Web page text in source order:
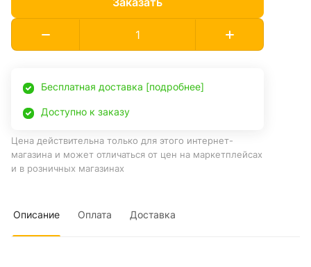
Бесплатная доставка [подробнее]
Доступно к заказу
Цена действительна только для этого интернет-
магазина и может отличаться от цен на маркетплейсах
и в розничных магазинах
Описание Оплата Доставка